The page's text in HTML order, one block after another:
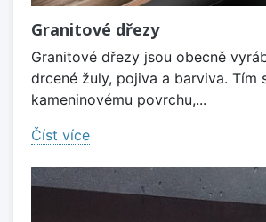
Granitové dřezy
Granitové dřezy jsou obecně
drcené žuly, pojiva a barviva. Tím
kameninovému povrchu,...
Číst více